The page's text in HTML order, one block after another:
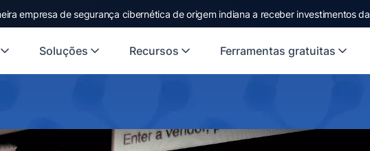
empresa de segurança cibernética de origem indiana a receber investimentos da
Soluções Recursos Ferramentas gratuitas